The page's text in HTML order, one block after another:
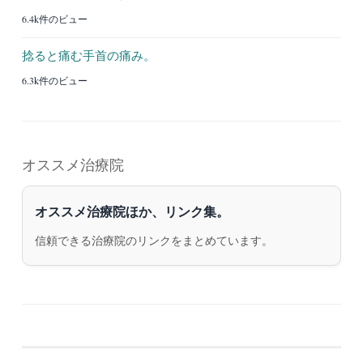
6.4k件のビュー
捻ると痛む手首の痛み。
6.3k件のビュー
オススメ治療院
オススメ治療院ほか、リンク集。
信頼できる治療院のリンクをまとめています。